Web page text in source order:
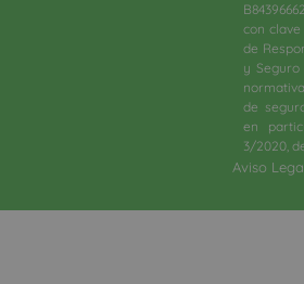
con clave
de
y
de
en
3/2020,
Aviso